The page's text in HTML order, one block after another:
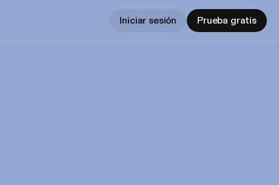
Iniciar sesión Prueba gratis